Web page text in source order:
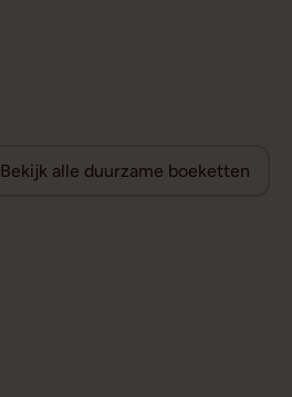
Bekijk alle duurzame boeketten